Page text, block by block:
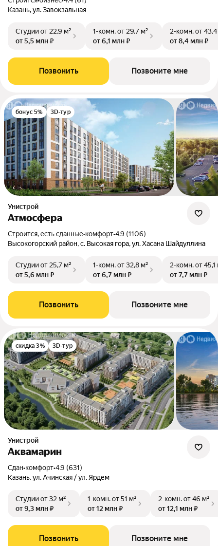
Казань, ул. Завокзальная
Студииот 22,9 м²
от 5,5 млн ₽
1-комн.от 29,7 м²
от 6,1 млн ₽
2-комн.от
от 8,4 млн ₽
Позвонить Позвоните мне
бонус 5% 3D-тур
Унистрой
Атмосфера
Строится, есть сданные•комфорт•4.9 (1106)
Высокогорский район, с. Высокая гора, ул. Хасана Шайдуллина
Студииот 25,7 м²
от 5,6 млн ₽
1-комн.от 32,8 м²
от 6,7 млн ₽
2-комн.от 45,1
от 7,7 млн ₽
Позвонить Позвоните мне
скидка 3% 3D-тур
Унистрой
Аквамарин
Сдан•комфорт•4.9 (631)
Казань, ул. Ачинская / ул. Ярдем
Студииот 32 м²
от 9,3 млн ₽
1-комн.от 51 м²
от 12 млн ₽
2-комн.от 46 м²
от 12,1 млн ₽
Позвонить Позвоните мне